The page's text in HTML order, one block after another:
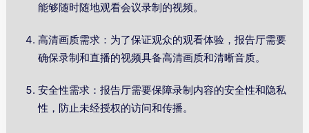
能够随时随地观看会议录制的视频。
高清画质需求：为了保证观众的观看体验，报告厅需要
确保录制和直播的视频具备高清画质和清晰音质。
安全性需求：报告厅需要保障录制内容的安全性和隐私
性，防止未经授权的访问和传播。